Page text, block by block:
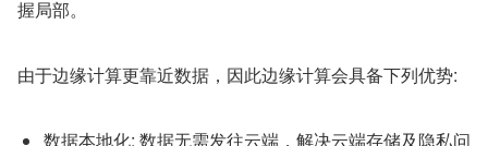
握局部。
由于边缘计算更靠近数据，因此边缘计算会具备下列优势:
数据本地化: 数据无需发往云端，解决云端存储及隐私问